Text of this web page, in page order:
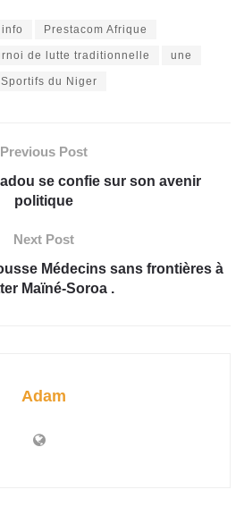
Prestacom Afrique
de lutte traditionnelle une
du Niger
Previous Post
se confie sur son avenir
politique
Next Post
Médecins sans frontières à
Maïné-Soroa .
Adam